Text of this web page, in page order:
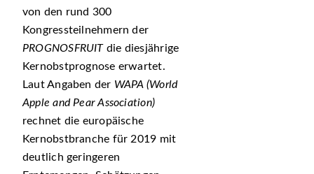
von den rund 300
Kongressteilnehmern der
PROGNOSFRUITdie diesjährige
Kernobstprognose erwartet.
Laut Angaben der WAPA (World
Apple and Pear Association)
rechnet die europäische
Kernobstbranche für 2019 mit
deutlich geringeren